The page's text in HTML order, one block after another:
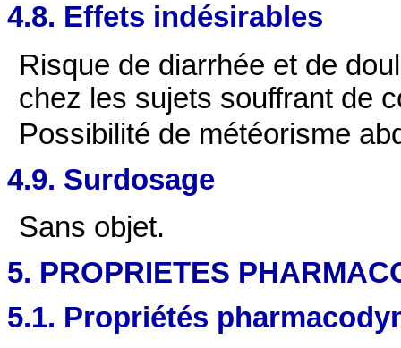
4.8. Effets indésirables
Risque de diarrhée et de
chez les sujets souffrant de
Possibilité de météorisme
4.9. Surdosage
Sans objet.
5. PROPRIETES
5.1. Propriétés